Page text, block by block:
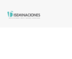
El archivo de